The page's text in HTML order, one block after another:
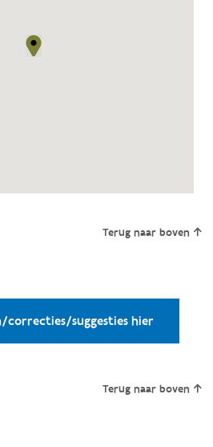
Terug naar boven
correcties/suggesties hier
Terug naar boven